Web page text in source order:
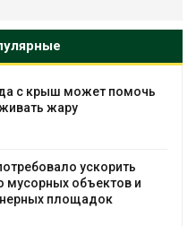
с крыш может помочь
жару
ускорить
мусорных объектов и
площадок